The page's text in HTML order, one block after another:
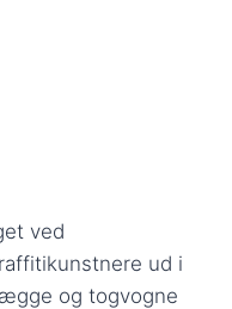
ved
ud i
og togvogne